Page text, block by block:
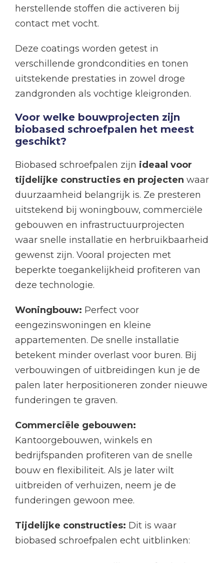
herstellende stoffen die activeren bij
contact met vocht.
Deze coatings worden getest in
verschillende grondcondities en tonen
uitstekende prestaties in zowel droge
zandgronden als vochtige kleigronden.
Voor welke bouwprojecten zijn
biobased schroefpalen het meest
geschikt?
Biobased schroefpalen zijn ideaal voor
tijdelijke constructies en projecten waar
duurzaamheid belangrijk is. Ze presteren
uitstekend bij woningbouw, commerciële
gebouwen en infrastructuurprojecten
waar snelle installatie en herbruikbaarheid
gewenst zijn. Vooral projecten met
beperkte toegankelijkheid profiteren van
deze technologie.
Woningbouw: Perfect voor
eengezinswoningen en kleine
appartementen. De snelle installatie
betekent minder overlast voor buren. Bij
verbouwingen of uitbreidingen kun je de
palen later herpositioneren zonder nieuwe
funderingen te graven.
Commerciële gebouwen:
Kantoorgebouwen, winkels en
bedrijfspanden profiteren van de snelle
bouw en flexibiliteit. Als je later wilt
uitbreiden of verhuizen, neem je de
funderingen gewoon mee.
Tijdelijke constructies: Dit is waar
biobased schroefpalen echt uitblinken: